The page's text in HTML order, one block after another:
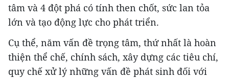
tâm và 4 đột phá có tính then chốt, sức lan tỏa
lớn và tạo động lực cho phát triển.
Cụ thể, năm vấn đề trọng tâm, thứ nhất là hoàn
thiện thể chế, chính sách, xây dựng các tiêu chí,
quy chế xử lý những vấn đề phát sinh đối với